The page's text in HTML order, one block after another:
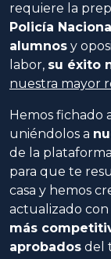
requiere la
Policía Nacional
alumnos y
labor, su éxito
nuestra mayor
Hemos fichado
uniéndolos a
de la
para que te
casa y hemos
actualizado
más
aprobados del